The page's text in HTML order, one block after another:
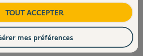
TOUT ACCEPTER
mes préférences